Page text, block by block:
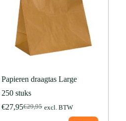
Papieren draagtas Large
250 stuks
€29,95
Oorspronkelijke
€27,95Huidigeexcl. BTW